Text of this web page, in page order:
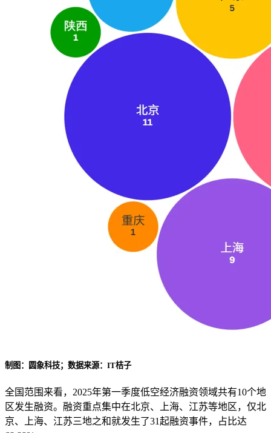
制图：圆象科技；数据来源：IT桔子
全国范围来看，2025年第一季度低空经济融资领域共有10个地
区发生融资。融资重点集中在北京、上海、江苏等地区，仅北
京、上海、江苏三地之和就发生了31起融资事件，占比达